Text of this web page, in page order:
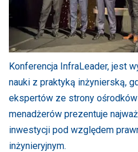
Konferencja InfraLeader, jest
nauki z praktyką inżynierską,
ekspertów ze strony
menadżerów prezentuje
inwestycji pod względem
inżynieryjnym.